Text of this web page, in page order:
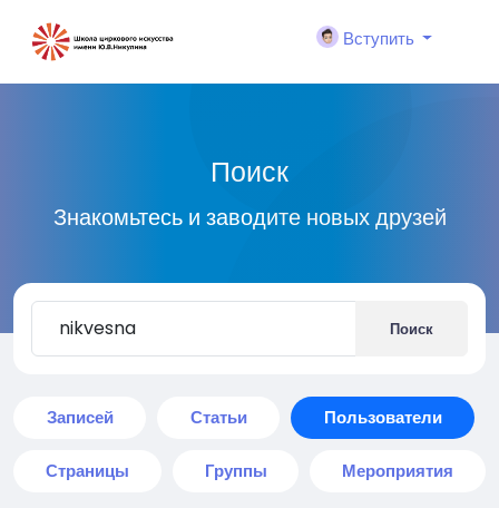
Вступить
Поиск
Знакомьтесь и заводите новых друзей
Поиск
Записей Статьи Пользователи
Страницы Группы Мероприятия